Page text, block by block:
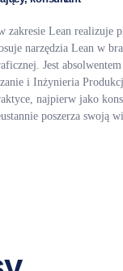
zakresie Lean realizuje
narzędzia Lean w
Jest
i Inżynieria
najpierw jako
poszerza swoją